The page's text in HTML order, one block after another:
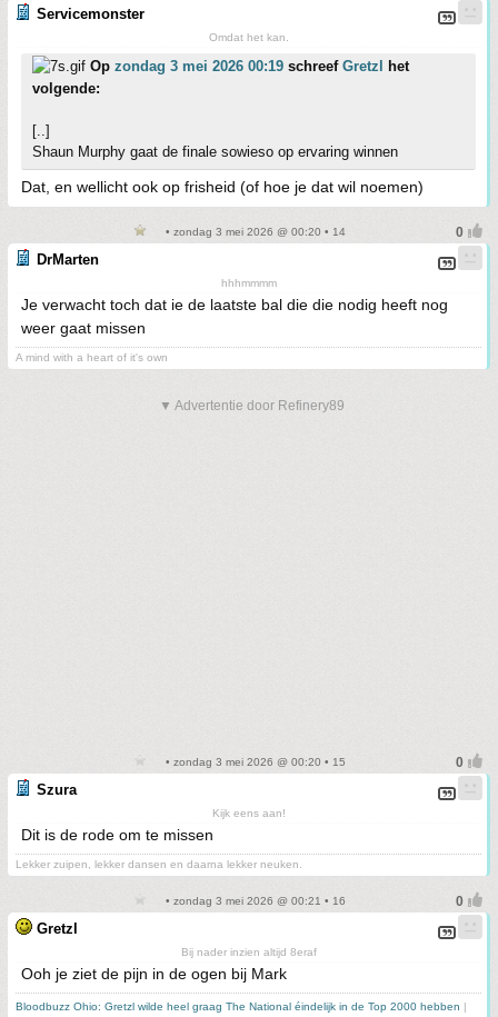
Servicemonster
Omdat het kan.
Op zondag 3 mei 2026 00:19 schreef Gretzl
het
volgende:
[..]
Shaun Murphy gaat de finale sowieso op ervaring winnen
Dat, en wellicht ook op frisheid (of hoe je dat wil noemen)
• zondag 3 mei 2026 @ 00:20 • 14
DrMarten
hhhmmmm
Je verwacht toch dat ie de laatste bal die die nodig heeft nog
weer gaat missen
A mind with a heart of it's own
▼ Advertentie door Refinery89
• zondag 3 mei 2026 @ 00:20 • 15
Szura
Kijk eens aan!
Dit is de rode om te missen
Lekker zuipen, lekker dansen en daarna lekker neuken.
• zondag 3 mei 2026 @ 00:21 • 16
Gretzl
Bij nader inzien altijd 8eraf
Ooh je ziet de pijn in de ogen bij Mark
Bloodbuzz Ohio: Gretzl wilde heel graag The National éindelijk in de Top 2000 hebben |